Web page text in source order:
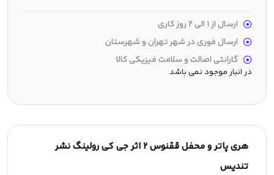
هری پاتر و محفل ققنوس 2 اثر جی کی رولینگ نشر
تندیس
ارسال از 1 الی 2 روز کاری
ارسال فوری در شهر تهران و شهرستان
گارانتی اصالت و سلامت فیزیکی کالا
در انبار موجود نمی باشد